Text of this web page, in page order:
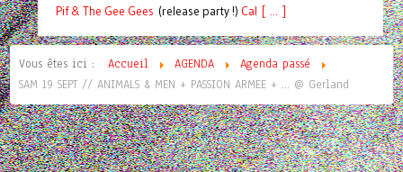
Pif& The Gee Gees (release party !) Cal [ ... ]
Vous êtes ici : Accueil AGENDA
Agenda passé
SAM 19 SEPT // ANIMALS & MEN + PASSION ARMEE + ... @ Gerland